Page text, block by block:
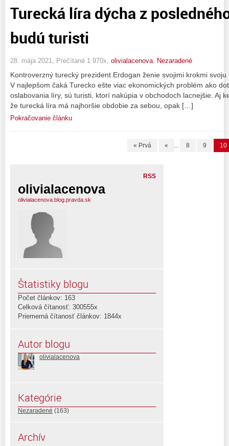
Turecká líra dýcha z
budú turisti
28. mája 2021, Prečítané 1 970x, olivialacenova, Nezaradené
Kontroverzný turecký prezident Erdogan ženie svojimi krokmi
V najlepšom čaká Turecko ešte viac ekonomických problém ako
oslabovania líry, sú turisti, ktorí nakúpia v obchodoch lacnejšie. Aj
že turecká líra má najhoršie obdobie za sebou, opak […]
Pokračovanie článku
« Prvá « ... 8 9 10
RSS
olivialacenova
olivialacenova.blog.pravda.sk
Štatistiky blogu
Počet článkov: 163
Celková čítanosť: 300555x
Priemerná čítanosť článkov: 1844x
Autor blogu
olivialacenova
Kategórie
Nezaradené (163)
Archív